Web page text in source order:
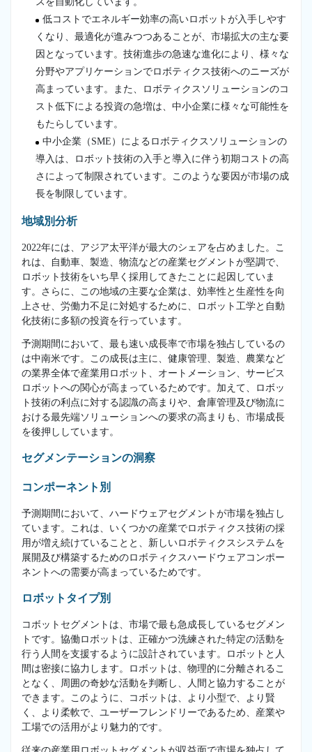
低コストでエネルギー効率の高いロボットが入手しやす
くなり、最適化が進みつつあることが、市場拡大の主な要
因となっています。技術進歩の急速な進化により、様々な
分野やアプリケーションでロボティクス技術へのニーズが
高まっています。また、ロボティクスソリューションのコ
スト低下による投資の急増は、中小企業に様々な可能性を
もたらしています。
中小企業（SME）によるロボティクスソリューションの
導入は、ロボット技術の入手と導入に伴う初期コストの高
さによって制限されています。このような要因が市場の成
長を制限しています。
地域別分析
2022年には、アジア太平洋が最大のシェアを占めました。こ
れは、自動車、製造、物流などの産業セグメントが堅調で、
ロボット技術をいち早く採用してきたことに起因していま
す。さらに、この地域の主要な企業は、効率性と生産性を向
上させ、労働力不足に対処するために、ロボット工学と自動
化技術に多額の投資を行っています。
予測期間において、最も速い成長率で市場を独占しているの
は中南米です。この成長は主に、健康管理、製造、農業など
の業界全体で産業用ロボット、オートメーション、サービス
ロボットへの関心が高まっているためです。加えて、ロボッ
ト技術の利点に対する認識の高まりや、倉庫管理及び物流に
おける最先端ソリューションへの要求の高まりも、市場成長
を後押ししています。
セグメンテーションの洞察
コンポーネント別
予測期間において、ハードウェアセグメントが市場を独占し
ています。これは、いくつかの産業でロボティクス技術の採
用が増え続けていることと、新しいロボティクスシステムを
展開及び構築するためのロボティクスハードウェアコンポー
ネントへの需要が高まっているためです。
ロボットタイプ別
コボットセグメントは、市場で最も急成長しているセグメン
トです。協働ロボットは、正確かつ洗練された特定の活動を
行う人間を支援するように設計されています。ロボットと人
間は密接に協力します。ロボットは、物理的に分離されるこ
となく、周囲の奇妙な活動を判断し、人間と協力することが
できます。このように、コボットは、より小型で、より賢
く、より柔軟で、ユーザーフレンドリーであるため、産業や
工場での活用がより魅力的です。